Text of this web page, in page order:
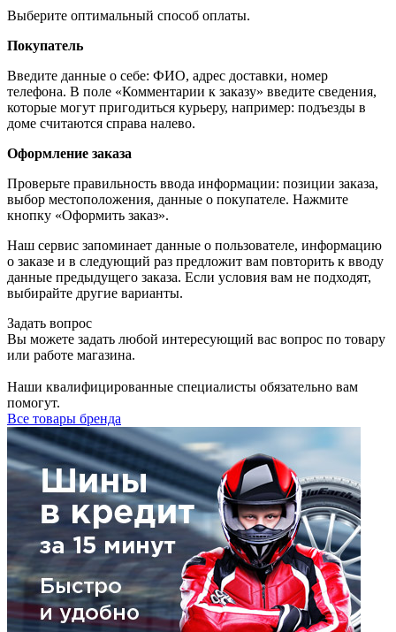
Выберите оптимальный способ оплаты.
Покупатель
Введите данные о себе: ФИО, адрес доставки, номер
телефона. В поле «Комментарии к заказу» введите сведения,
которые могут пригодиться курьеру, например: подъезды в
доме считаются справа налево.
Оформление заказа
Проверьте правильность ввода информации: позиции заказа,
выбор местоположения, данные о покупателе. Нажмите
кнопку «Оформить заказ».
Наш сервис запоминает данные о пользователе, информацию
о заказе и в следующий раз предложит вам повторить к вводу
данные предыдущего заказа. Если условия вам не подходят,
выбирайте другие варианты.
Задать вопрос
Вы можете задать любой интересующий вас вопрос по товару
или работе магазина.
Наши квалифицированные специалисты обязательно вам
помогут.
Все товары бренда